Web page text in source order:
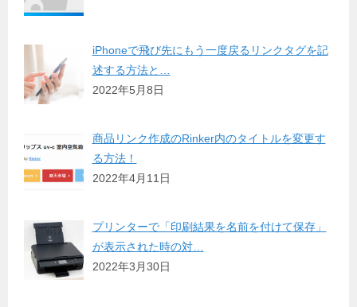
iPhoneで飛び先にもう一度戻るリンクタグを記
述する方法と…
2022年5月8日
商品リンク作成のRinker内のタイトルを変更す
る方法！
2022年4月11日
プリンターで「印刷結果を名前を付けて保存」
が表示された時の対…
2022年3月30日